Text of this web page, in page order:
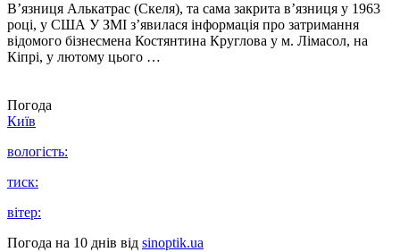
В’язниця Алькатрас (Скеля), та сама закрита в’язниця у 1963
році, у США У ЗМІ з’явилася інформація про затримання
відомого бізнесмена Костянтина Круглова у м. Лімасол, на
Кіпрі, у лютому цього …
Погода
Київ
вологість:
тиск:
вітер:
Погода на 10 днів від sinoptik.ua